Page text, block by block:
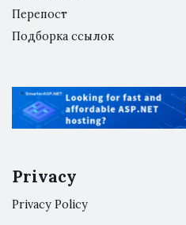
Перепост
Подборка ссылок
Privacy
Privacy Policy